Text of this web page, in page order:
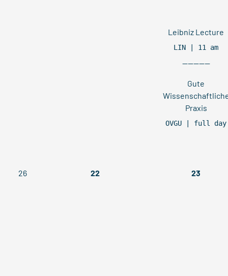
Leibniz Lecture
LIN | 11 am
----------
Gute
Praxis
OVGU | full day
26 22 23